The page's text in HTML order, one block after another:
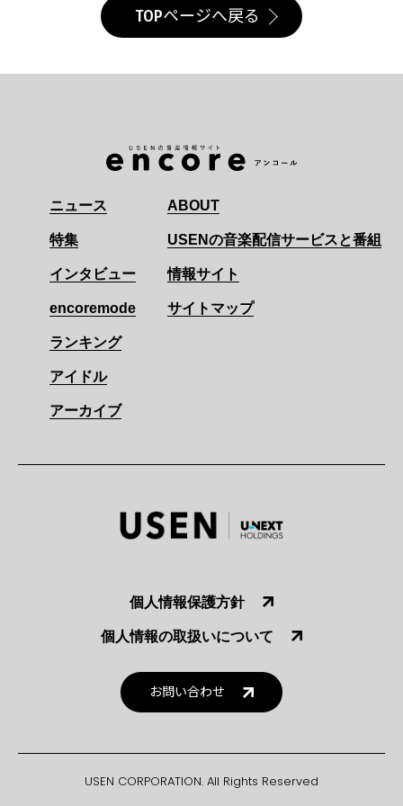
TOPページへ戻る
ニュース
特集
インタビュー
encoremode
ランキング
アイドル
アーカイブ
ABOUT
USENの音楽配信サービスと番組
情報サイト
サイトマップ
個人情報保護方針
個人情報の取扱いについて
お問い合わせ
USEN CORPORATION. All Rights Reserved